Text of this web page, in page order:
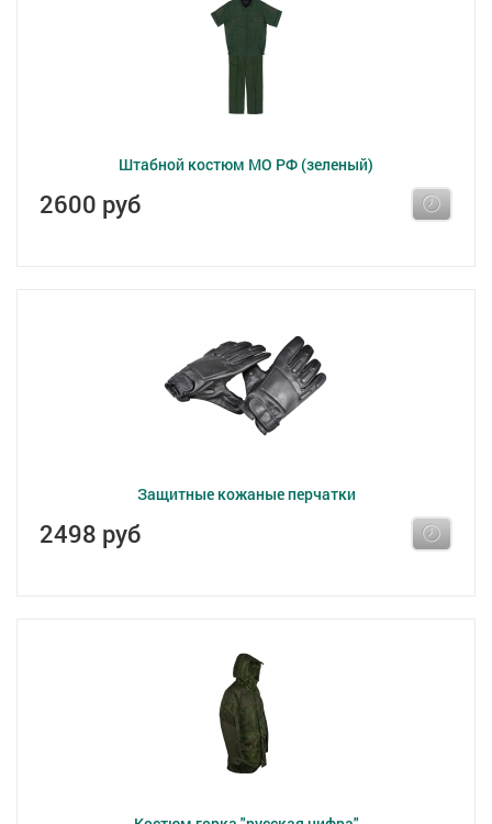
Штабной костюм МО РФ (зеленый)
2600 руб
Защитные кожаные перчатки
2498 руб